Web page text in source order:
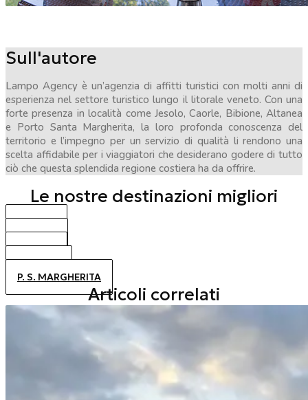
Sull'autore
Lampo Agency è un’agenzia di affitti turistici con molti anni di
esperienza nel settore turistico lungo il litorale veneto. Con una
forte presenza in località come Jesolo, Caorle, Bibione, Altanea
e Porto Santa Margherita, la loro profonda conoscenza del
territorio e l’impegno per un servizio di qualità li rendono una
scelta affidabile per i viaggiatori che desiderano godere di tutto
ciò che questa splendida regione costiera ha da offrire.
Le nostre destinazioni migliori
BIBIONE
CAORLE
JESOLO
ALTANEA
P. S. MARGHERITA
Articoli correlati